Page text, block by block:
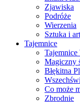
Zjawiska
Podróże
Wierzenia
Sztuka i
Tajemnice
Tajemnice
Magiczny
Błękitna
Co może
Zbrodnie